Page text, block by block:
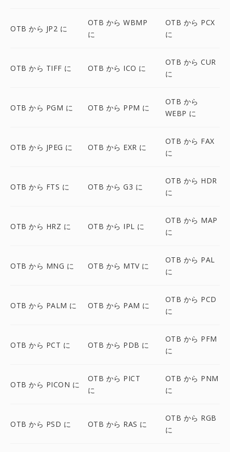
OTB から JP2 に
OTB から WBMP
に
OTB から PCX
に
OTB から TIFF に OTB から ICO に
OTB から CUR
に
OTB から PGM に OTB から PPM に
OTB から
WEBP に
OTB から JPEG に OTB から EXR に
OTB から FAX
に
OTB から FTS に OTB から G3 に
OTB から HDR
に
OTB から HRZ に OTB から IPL に
OTB から MAP
に
OTB から MNG に OTB から MTV に
OTB から PAL
に
OTB から PALM に OTB から PAM に
OTB から PCD
に
OTB から PCT に OTB から PDB に
OTB から PFM
に
OTB から PICON に
OTB から PICT
に
OTB から PNM
に
OTB から PSD に OTB から RAS に
OTB から RGB
に